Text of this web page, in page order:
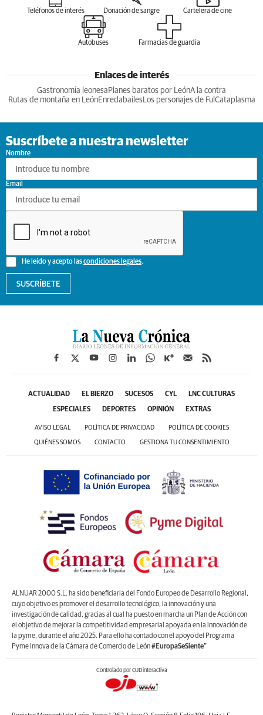
Teléfonos de interés Donación de sangre Cartelera de cine
Autobuses Farmacias de guardia
Enlaces de interés
Gastronomia leonesa Planes baratos por LeónA la contra
Rutas de montaña en LeónEnredabailesLos personajes de Ful Cataplasma
Suscríbete a nuestra newsletter
Nombre
He leído y acepto lascondiciones legales.
Email
SUSCRÍBETE
ACTUALIDAD EL BIERZO SUCESOS CYL LNC CULTURAS
ESPECIALES DEPORTES OPINIÓN EXTRAS
AVISO LEGAL POLÍTICA DE PRIVACIDAD POLÍTICA DE COOKIES
QUIÉNES SOMOS CONTACTO GESTIONA TU CONSENTIMIENTO
ALNUAR 2000 S.L. ha sido beneficiaria del Fondo Europeo de Desarrollo Regional,
cuyo objetivo es promover el desarrollo tecnológico, la innovación y una
investigación de calidad, gracias al cual ha puesto en marcha un Plan de Acción con
el objetivo de mejorar la competitividad empresarial apoyada en la innovación de
la pyme, durante el año 2025. Para ello ha contado con el apoyo del Programa
Pyme Innova de la Cámara de Comercio de León#EuropaSeSiente”
Controlado por OJDinteractiva